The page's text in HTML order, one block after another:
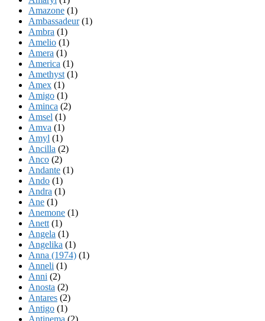
Amazone (1)
Ambassadeur(1)
Ambra (1)
Amelio (1)
Amera (1)
America (1)
Amethyst (1)
Amex (1)
Amigo (1)
Aminca (2)
Amsel (1)
Amva (1)
Amyl (1)
Ancilla (2)
Anco (2)
Andante (1)
Ando (1)
Andra (1)
Ane (1)
Anemone (1)
Anett (1)
Angela (1)
Angelika (1)
Anna (1974) (1)
Anneli (1)
Anni (2)
Anosta (2)
Antares (2)
Antigo (1)
Antinema (2)